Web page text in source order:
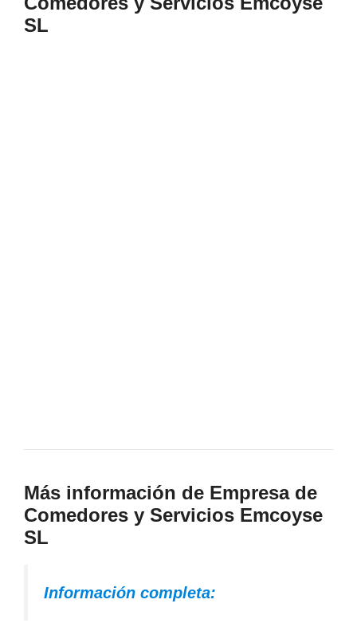
SL
Más información de Empresa de
Comedores y Servicios Emcoyse
SL
Información completa: